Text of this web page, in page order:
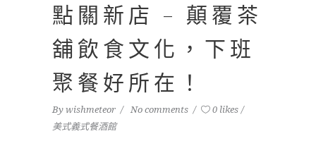
點關新店 – 顛覆茶
舖飲食文化，下班
聚餐好所在！
By wishmeteor No comments
0 likes
美式義式餐酒館